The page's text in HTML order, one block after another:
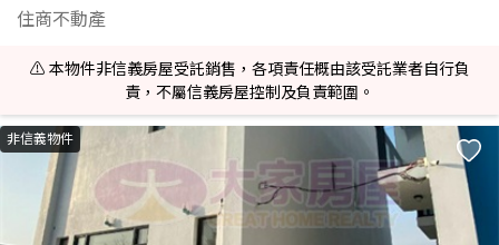
住商不動產
⚠️ 本物件非信義房屋受託銷售，各項責任概由該受託業者自行負
責，不屬信義房屋控制及負責範圍。
非信義物件